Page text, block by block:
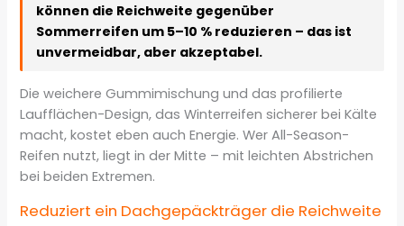
können die Reichweite gegenüber
Sommerreifen um 5–10 % reduzieren – das ist
unvermeidbar, aber akzeptabel.
Die weichere Gummimischung und das profilierte
Laufflächen-Design, das Winterreifen sicherer bei Kälte
macht, kostet eben auch Energie. Wer All-Season-
Reifen nutzt, liegt in der Mitte – mit leichten Abstrichen
bei beiden Extremen.
Reduziert ein Dachgepäckträger die Reichweite